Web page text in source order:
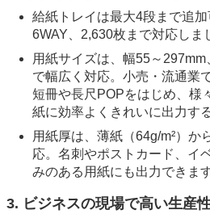
給紙トレイは最大4段まで追
6WAY、2,630枚まで対応しま
用紙サイズは、幅55～
で幅広く対応。小売・流通業
短冊や長尺POPをはじめ、様
紙に効率よくきれいに出力す
用紙厚は、薄紙（64g/m²）か
応。名刺やポストカード、イ
みのある用紙にも出力できます
3. ビジネスの現場で高い生産